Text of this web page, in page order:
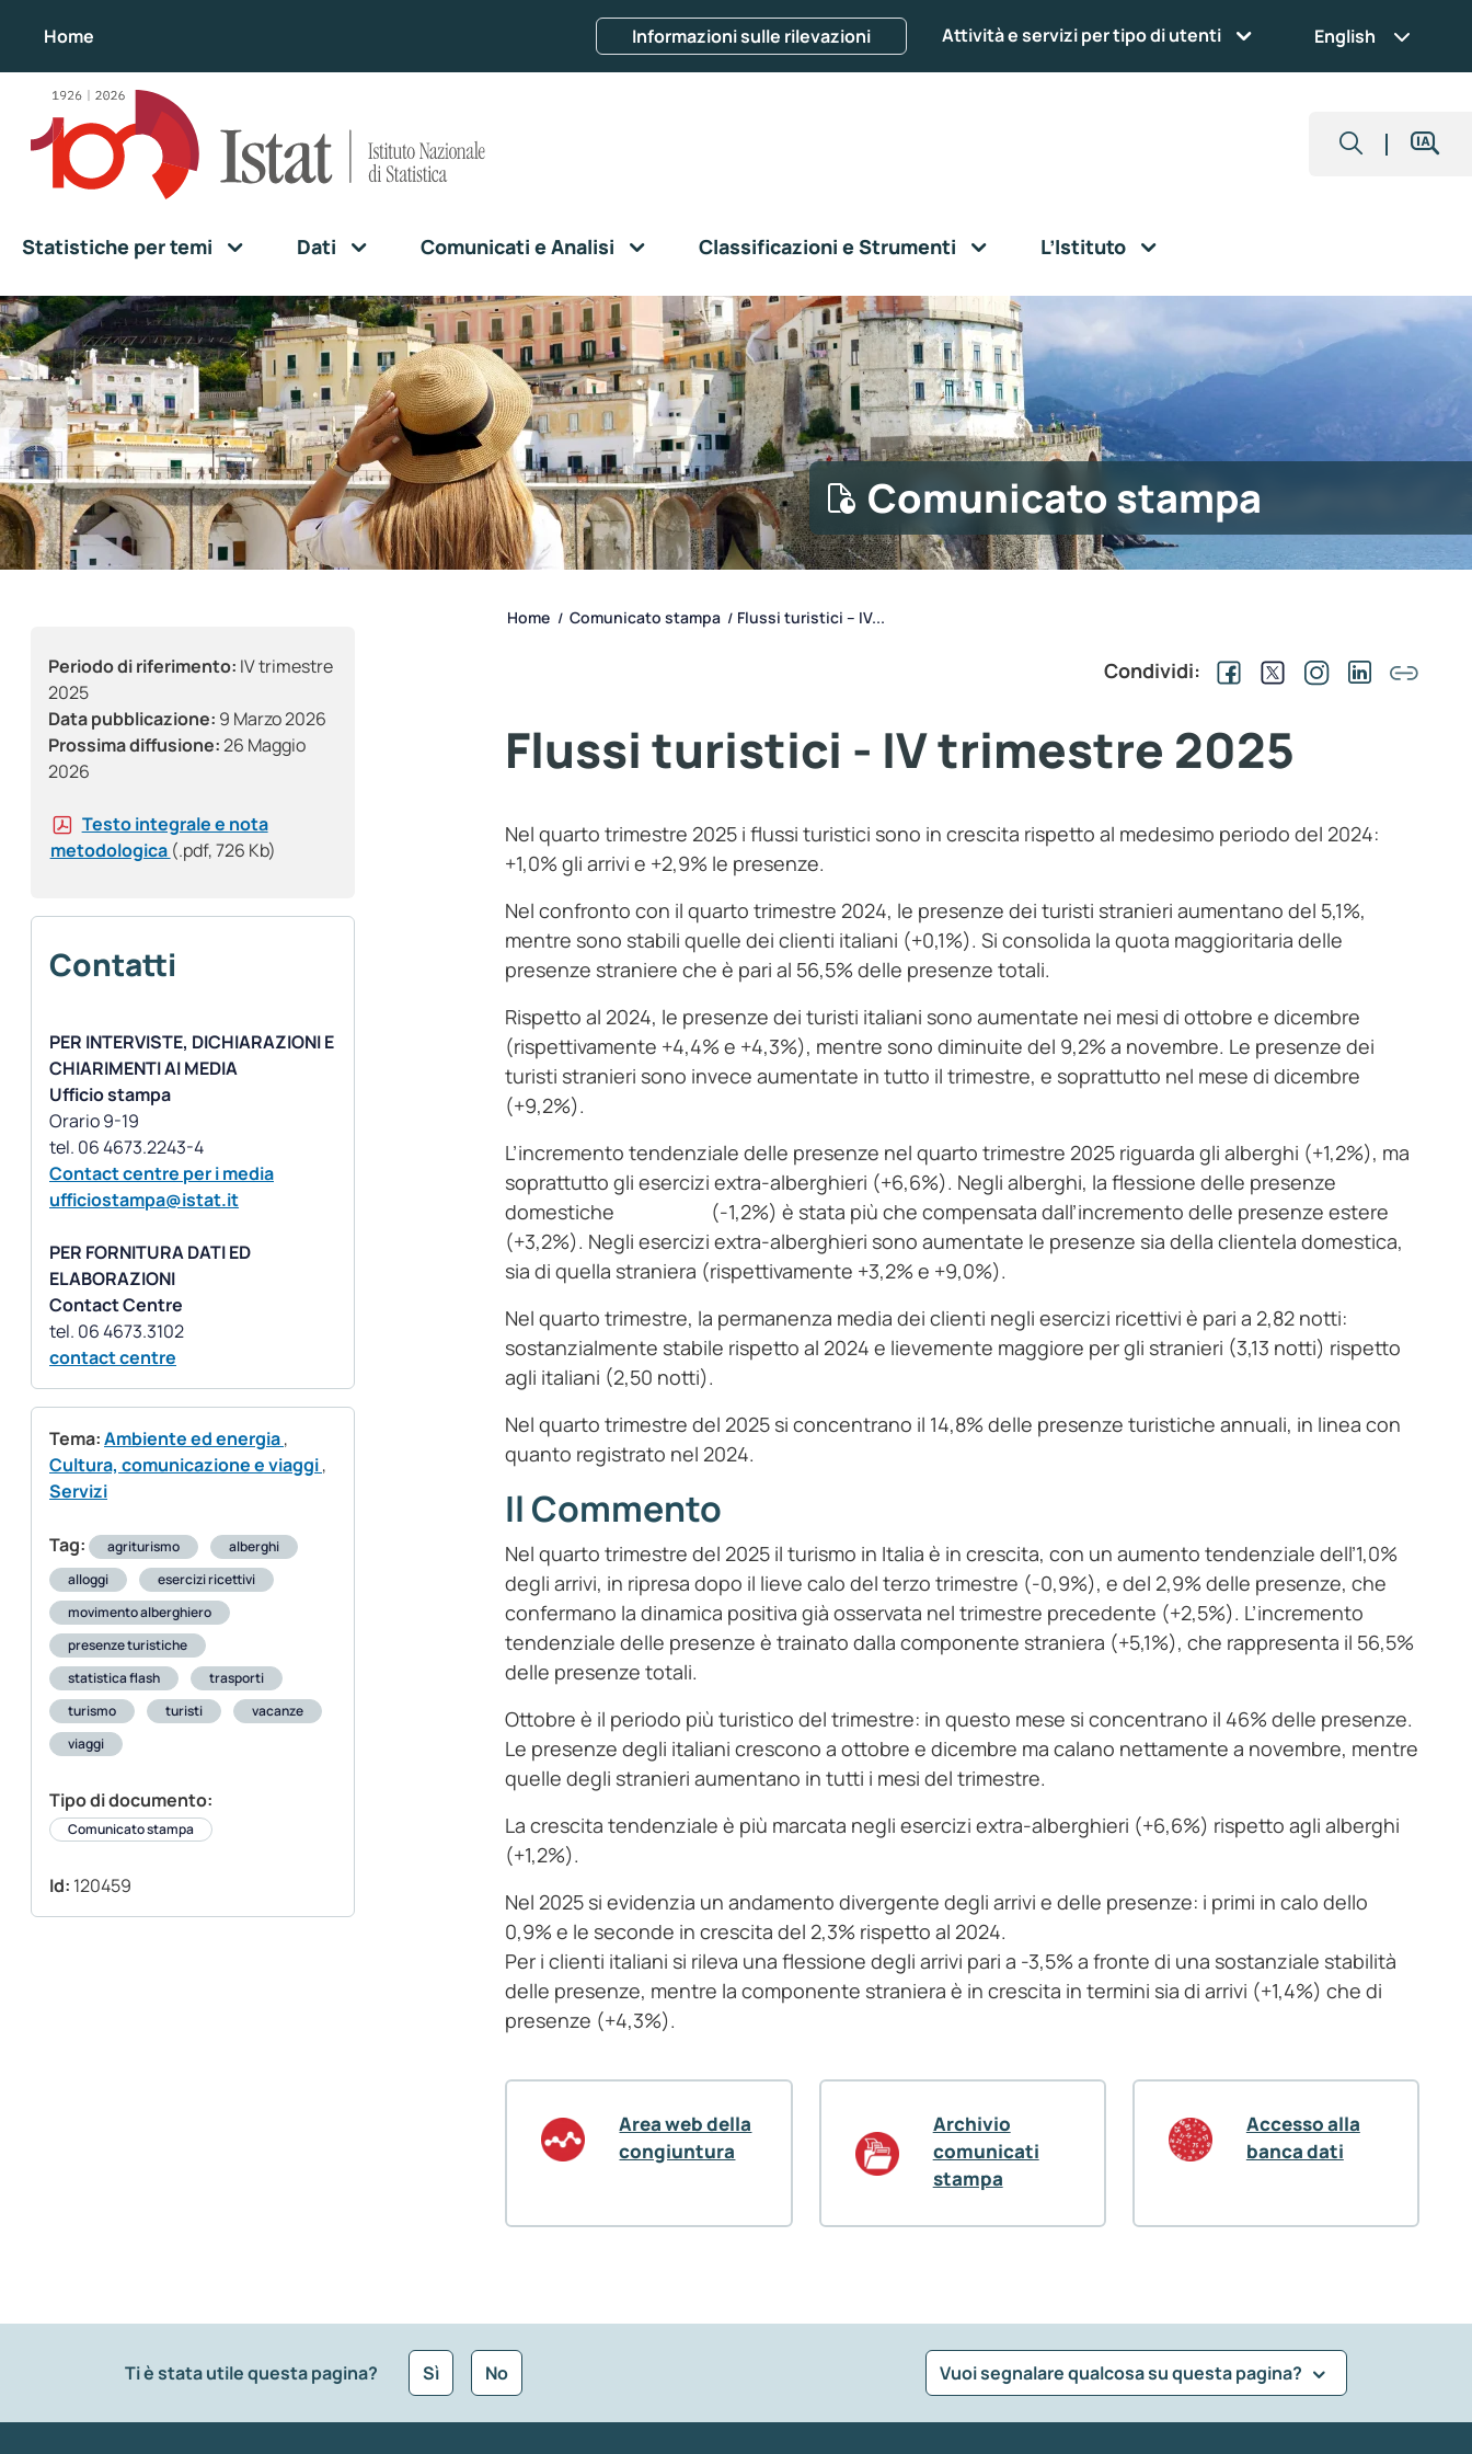
Home Informazioni sulle rilevazioni Attività e servizi per tipo di utenti English
Statistiche per temi Dati Comunicati e Analisi Classificazioni e Strumenti L’Istituto
Comunicato stampa
Periodo di riferimento: IV trimestre
2025
Data pubblicazione: 9 Marzo 2026
Prossima diffusione:26 Maggio
2026
Testo integrale e nota
metodologica (.pdf, 726 Kb)
Contatti
PER INTERVISTE, DICHIARAZIONI E
CHIARIMENTI AI MEDIA
Ufficio stampa
Orario 9-19
Contact centre per i media
ufficiostampa@istat.it
PER FORNITURA DATI ED
ELABORAZIONI
Contact Centre
contact centre
Tema:Ambiente ed energia,
Cultura, comunicazione e viaggi,
Servizi
Tag: agriturismo
alberghi
alloggi
esercizi ricettivi
movimento alberghiero
presenze turistiche
statistica flash
trasporti
turismo
turisti
vacanze
viaggi
Tipo di documento:
Comunicato stampa
Id: 120459
Home / Comunicato stampa / Flussi turistici – IV...
Condividi:
Flussi turistici - IV trimestre 2025
Nel quarto trimestre 2025 i flussi turistici sono in crescita rispetto al medesimo periodo del 2024:
+1,0% gli arrivi e +2,9% le presenze.
Nel confronto con il quarto trimestre 2024, le presenze dei turisti stranieri aumentano del 5,1%,
mentre sono stabili quelle dei clienti italiani (+0,1%). Si consolida la quota maggioritaria delle
presenze straniere che è pari al 56,5% delle presenze totali.
Rispetto al 2024, le presenze dei turisti italiani sono aumentate nei mesi di ottobre e dicembre
(rispettivamente +4,4% e +4,3%), mentre sono diminuite del 9,2% a novembre. Le presenze dei
turisti stranieri sono invece aumentate in tutto il trimestre, e soprattutto nel mese di dicembre
(+9,2%).
L’incremento tendenziale delle presenze nel quarto trimestre 2025 riguarda gli alberghi (+1,2%), ma
soprattutto gli esercizi extra-alberghieri (+6,6%). Negli alberghi, la flessione delle presenze
domestiche (-1,2%) è stata più che compensata dall’incremento delle presenze estere
(+3,2%). Negli esercizi extra-alberghieri sono aumentate le presenze sia della clientela domestica,
sia di quella straniera (rispettivamente +3,2% e +9,0%).
Nel quarto trimestre, la permanenza media dei clienti negli esercizi ricettivi è pari a 2,82 notti:
sostanzialmente stabile rispetto al 2024 e lievemente maggiore per gli stranieri (3,13 notti) rispetto
agli italiani (2,50 notti).
Nel quarto trimestre del 2025 si concentrano il 14,8% delle presenze turistiche annuali, in linea con
quanto registrato nel 2024.
Il Commento
Nel quarto trimestre del 2025 il turismo in Italia è in crescita, con un aumento tendenziale dell’1,0%
degli arrivi, in ripresa dopo il lieve calo del terzo trimestre (-0,9%), e del 2,9% delle presenze, che
confermano la dinamica positiva già osservata nel trimestre precedente (+2,5%). L’incremento
tendenziale delle presenze è trainato dalla componente straniera (+5,1%), che rappresenta il 56,5%
delle presenze totali.
Ottobre è il periodo più turistico del trimestre: in questo mese si concentrano il 46% delle presenze.
Le presenze degli italiani crescono a ottobre e dicembre ma calano nettamente a novembre, mentre
quelle degli stranieri aumentano in tutti i mesi del trimestre.
La crescita tendenziale è più marcata negli esercizi extra-alberghieri (+6,6%) rispetto agli alberghi
(+1,2%).
Nel 2025 si evidenzia un andamento divergente degli arrivi e delle presenze: i primi in calo dello
0,9% e le seconde in crescita del 2,3% rispetto al 2024.
Per i clienti italiani si rileva una flessione degli arrivi pari a -3,5% a fronte di una sostanziale stabilità
delle presenze, mentre la componente straniera è in crescita in termini sia di arrivi (+1,4%) che di
presenze (+4,3%).
Area web della
congiuntura
Archivio
comunicati
stampa
Accesso alla
banca dati
Ti è stata utile questa pagina? Sì No Vuoi segnalare qualcosa su questa pagina?